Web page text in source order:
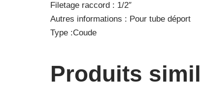
Filetage raccord : 1/2″
Autres informations : Pour tube déport
Type :Coude
Produits